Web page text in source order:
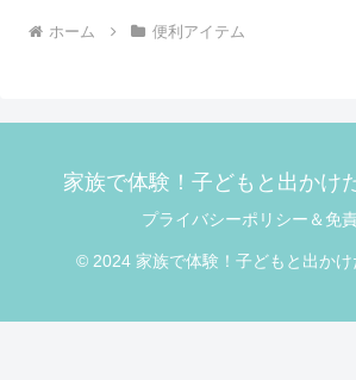
ホーム 便利アイテム
家族で体験！子どもと出かけ
プライバシーポリシー＆免
© 2024 家族で体験！子どもと出かけ